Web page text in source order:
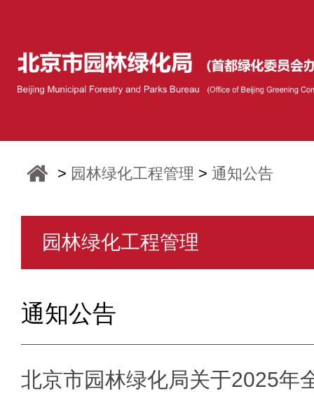
> 园林绿化工程管理 >通知公告
园林绿化工程管理
通知公告
北京市园林绿化局关于2025年